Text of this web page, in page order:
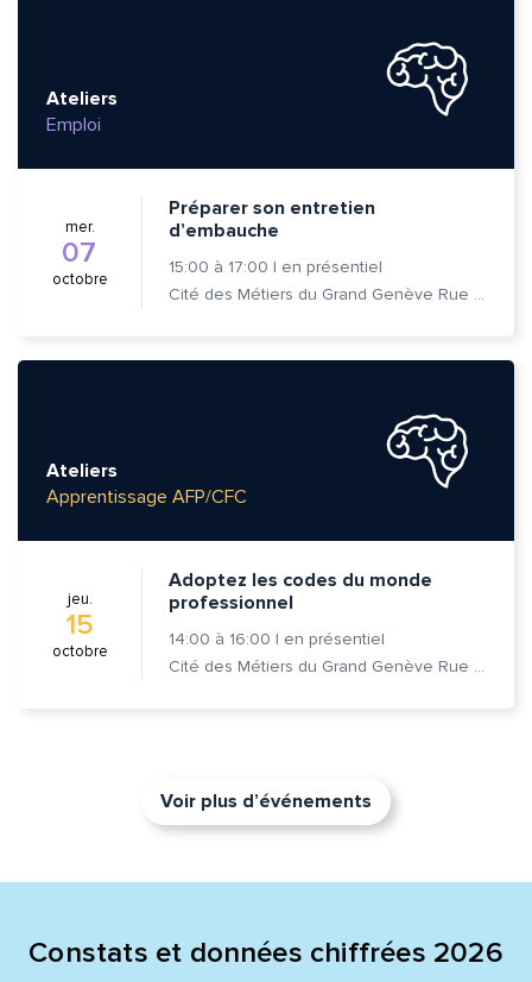
Ateliers
Emploi
mer.
07
octobre
Préparer son entretien
d’embauche
15:00 à 17:00 | en présentiel
Cité des Métiers du Grand Genève Rue Prévost-Martin 6 1205 Genève
Ateliers
Apprentissage AFP/CFC
jeu.
15
octobre
Adoptez les codes du monde
professionnel
14:00 à 16:00 | en présentiel
Cité des Métiers du Grand Genève Rue Prévost-Martin 6 1205 Genève
Voir plus d’événements
Constats et données chiffrées 2026